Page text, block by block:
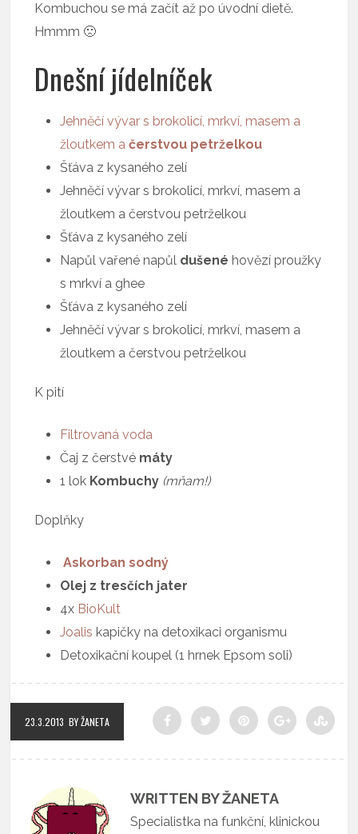
Kombuchou se má začít až po úvodní dietě.
Hmmm 🙁
Dnešní jídelníček
Jehněčí vývar s brokolicí, mrkví, masem a
žloutkem ačerstvou petrželkou
Šťáva z kysaného zelí
Jehněčí vývar s brokolicí, mrkví, masem a
žloutkem a čerstvou petrželkou
Šťáva z kysaného zelí
Napůl vařené napůl dušené hovězí proužky
s mrkví a ghee
Šťáva z kysaného zelí
Jehněčí vývar s brokolicí, mrkví, masem a
žloutkem a čerstvou petrželkou
K pití
Filtrovaná voda
Čaj z čerstvé máty
1 lok Kombuchy (mňam!)
Doplňky
Askorban sodný
Olej z tresčích jater
4x BioKult
Joalis kapičky na detoxikaci organismu
Detoxikační koupel (1 hrnek Epsom soli)
23.3.2013 BY ŽANETA
WRITTEN BY ŽANETA
Specialistka na funkční, klinickou